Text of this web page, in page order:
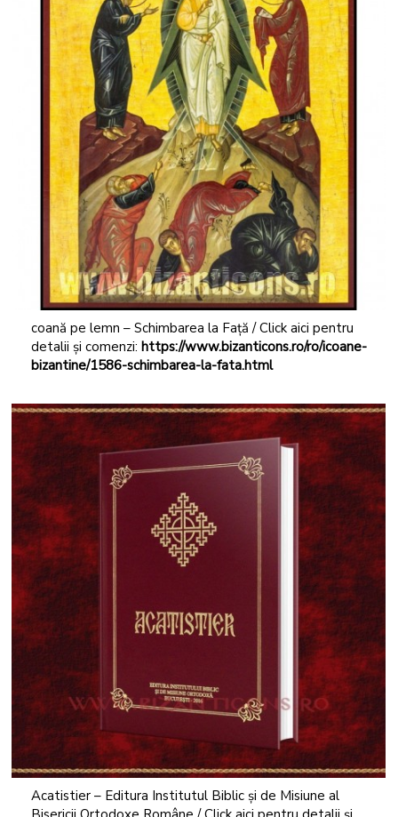
coană pe lemn – Schimbarea la Față / Click aici pentru
detalii și comenzi: https://www.bizanticons.ro/ro/icoane-
bizantine/1586-schimbarea-la-fata.html
Acatistier – Editura Institutul Biblic și de Misiune al